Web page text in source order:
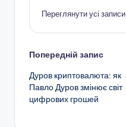
Переглянути усі записи
Навігація
по
запису
Попередній запис
Дуров криптовалюта: як
Павло Дуров змінює світ
цифрових грошей